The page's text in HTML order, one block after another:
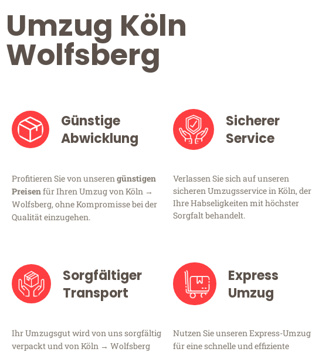
Umzug Köln
Wolfsberg
Günstige
Abwicklung
Profitieren Sie von unserengünstigen
Preisenfür Ihren Umzug von Köln →
Wolfsberg, ohne Kompromisse bei der
Qualität einzugehen.
Sicherer
Service
Verlassen Sie sich auf unseren
sicheren Umzugsservice in Köln, der
Ihre Habseligkeiten mit höchster
Sorgfalt behandelt.
Sorgfältiger
Transport
Ihr Umzugsgut wird von uns sorgfältig
verpackt und von Köln → Wolfsberg
Express
Umzug
Nutzen Sie unseren Express-Umzug
für eine schnelle und effiziente